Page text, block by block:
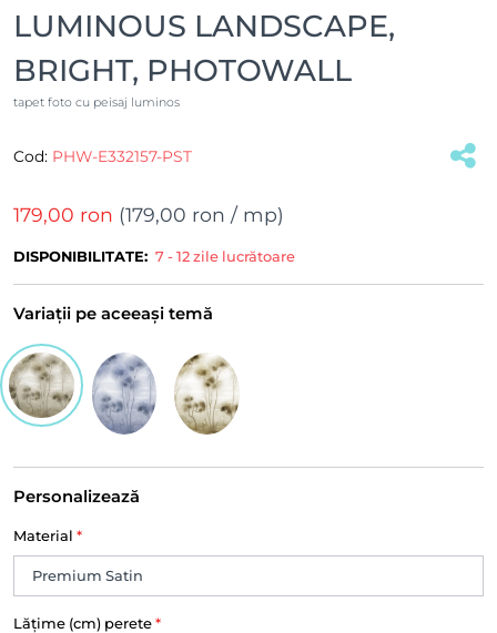
LUMINOUS LANDSCAPE,
BRIGHT, PHOTOWALL
tapet foto cu peisaj luminos
Cod: PHW-E332157-PST
179,00 ron (179,00 ron / mp)
DISPONIBILITATE: 7 - 12 zile lucrătoare
Variații pe aceeași temă
Personalizează
Material *
Lățime (cm) perete *